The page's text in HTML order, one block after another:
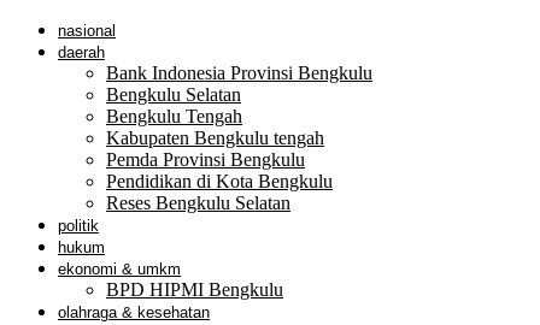
nasional
daerah
Bank Indonesia Provinsi Bengkulu
Bengkulu Selatan
Bengkulu Tengah
Kabupaten Bengkulu tengah
Pemda Provinsi Bengkulu
Pendidikan di Kota Bengkulu
Reses Bengkulu Selatan
politik
hukum
ekonomi & umkm
BPD HIPMI Bengkulu
olahraga & kesehatan